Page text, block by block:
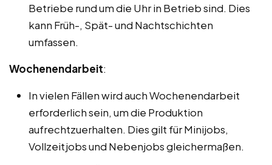
Betriebe rund um die Uhr in Betrieb sind. Dies
kann Früh-, Spät- und Nachtschichten
umfassen.
Wochenendarbeit:
In vielen Fällen wird auch Wochenendarbeit
erforderlich sein, um die Produktion
aufrechtzuerhalten. Dies gilt für Minijobs,
Vollzeitjobs und Nebenjobs gleichermaßen.